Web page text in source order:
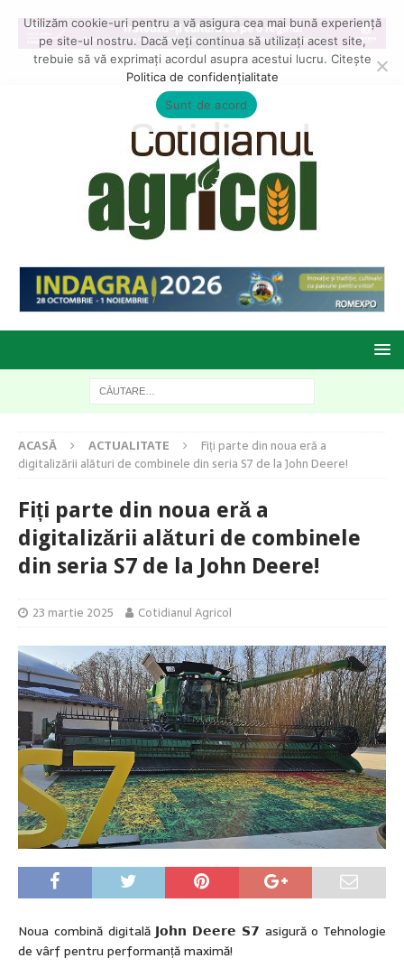
ACASĂ ACTUALITATE
Fiți parte din noua eră a
digitalizării alături de combinele din seria S7 de la John Deere!
Fiți parte din noua eră a
digitalizării alături de combinele
din seria S7 de la John Deere!
23 martie 2025 Cotidianul Agricol
Noua combină digitală 𝗝𝗼𝗵𝗻 𝗗𝗲𝗲𝗿𝗲 𝗦𝟳 asigură o Tehnologie
de vârf pentru performanță maximă!
Utilizăm cookie-uri pentru a vă asigura cea mai bună experiență
pe site-ul nostru. Dacă veți continua să utilizați acest site,
trebuie să vă exprimați acordul asupra acestui lucru. Citește
Politica de confidențialitate
Sunt de acord